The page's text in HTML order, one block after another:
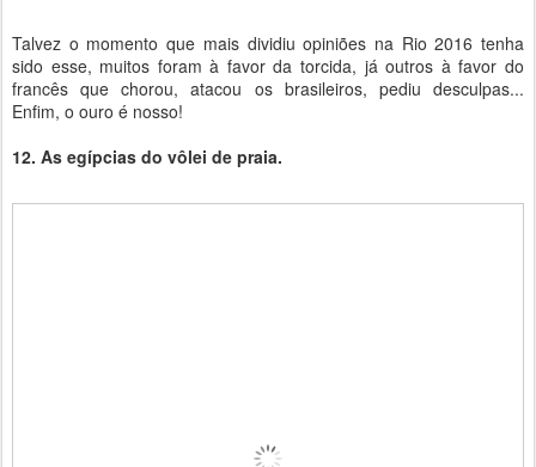
Talvez o momento que mais dividiu opiniões na Rio 2016 tenha
sido esse, muitos foram à favor da torcida, já outros à favor do
francês que chorou, atacou os brasileiros, pediu desculpas...
Enfim, o ouro é nosso!
12. As egípcias do vôlei de praia.